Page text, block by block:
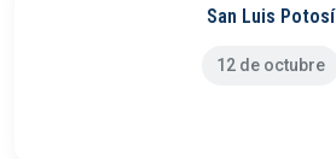
San Luis Potosí
12 de octubre